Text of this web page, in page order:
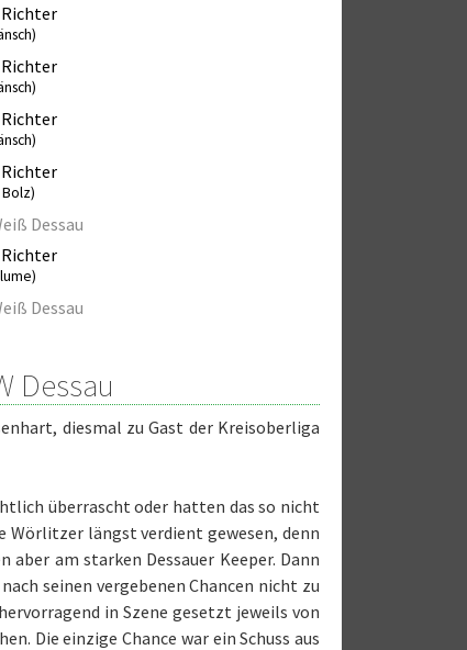
Dessau
Dessau
Dessau
diesmal zu Gast der Kreisoberliga
überrascht oder hatten das so nicht
Wörlitzer längst verdient gewesen, denn
am starken Dessauer Keeper. Dann
seinen vergebenen Chancen nicht zu
in Szene gesetzt jeweils von
Die einzige Chance war ein Schuss aus